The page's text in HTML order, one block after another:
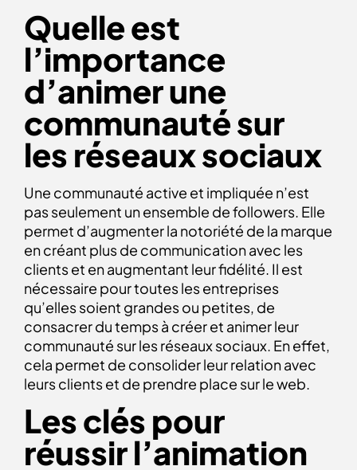
Quelle est
l’importance
d’animer une
communauté sur
les réseaux sociaux
Une communauté active et impliquée n’est
pas seulement un ensemble de followers. Elle
permet d’augmenter la notoriété de la marque
en créant plus de communication avec les
clients et en augmentant leur fidélité. Il est
nécessaire pour toutes les entreprises
qu’elles soient grandes ou petites, de
consacrer du temps à créer et animer leur
communauté sur les réseaux sociaux. En effet,
cela permet de consolider leur relation avec
leurs clients et de prendre place sur le web.
Les clés pour
réussir l’animation